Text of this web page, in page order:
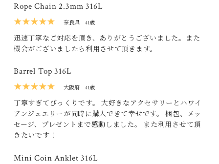
Rope Chain 2.3mm 316L
★★★★★
奈良県 41歳
迅速丁寧なご対応を頂き、ありがとうございました。また
機会がございましたら利用させて頂きます。
Barrel Top 316L
★★★★★
大阪府 41歳
丁寧すぎてびっくりです。 大好きなアクセサリーとハワイ
アンジュエリーが同時に購入できて幸せです。 梱包、メッ
セージ、プレゼントまで感動しました。 また利用させて頂
きたいです！
Mini Coin Anklet 316L